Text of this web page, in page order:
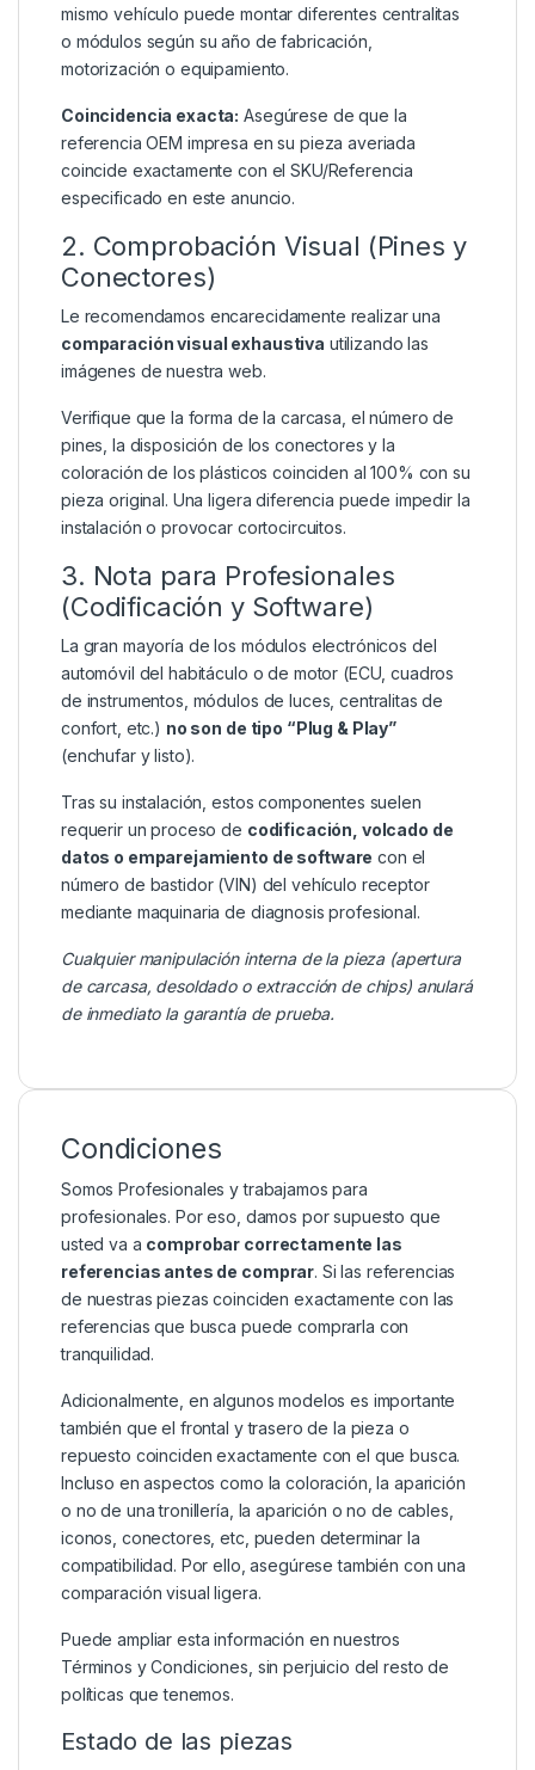
mismo vehículo puede montar diferentes centralitas
o módulos según su año de fabricación,
motorización o equipamiento.
Coincidencia exacta: Asegúrese de que la
referencia OEM impresa en su pieza averiada
coincide exactamente con el SKU/Referencia
especificado en este anuncio.
2. Comprobación Visual (Pines y
Conectores)
Le recomendamos encarecidamente realizar una
comparación visual exhaustiva utilizando las
imágenes de nuestra web.
Verifique que la forma de la carcasa, el número de
pines, la disposición de los conectores y la
coloración de los plásticos coinciden al 100% con su
pieza original. Una ligera diferencia puede impedir la
instalación o provocar cortocircuitos.
3. Nota para Profesionales
(Codificación y Software)
La gran mayoría de los módulos electrónicos del
automóvil del habitáculo o de motor (ECU, cuadros
de instrumentos, módulos de luces, centralitas de
confort, etc.) no son de tipo “Plug & Play”
(enchufar y listo).
Tras su instalación, estos componentes suelen
requerir un proceso de codificación, volcado de
datos o emparejamiento de software con el
número de bastidor (VIN) del vehículo receptor
mediante maquinaria de diagnosis profesional.
Cualquier manipulación interna de la pieza (apertura
de carcasa, desoldado o extracción de chips) anulará
de inmediato la garantía de prueba.
Condiciones
Somos Profesionales y trabajamos para
profesionales. Por eso, damos por supuesto que
usted va a comprobar correctamente las
referencias antes de comprar. Si las referencias
de nuestras piezas coinciden exactamente con las
referencias que busca puede comprarla con
tranquilidad.
Adicionalmente, en algunos modelos es importante
también que el frontal y trasero de la pieza o
repuesto coinciden exactamente con el que busca.
Incluso en aspectos como la coloración, la aparición
o no de una tronillería, la aparición o no de cables,
iconos, conectores, etc, pueden determinar la
compatibilidad. Por ello, asegúrese también con una
comparación visual ligera.
Puede ampliar esta información en nuestros
Términos y Condiciones , sin perjuicio del resto de
políticas que tenemos.
Estado de las piezas